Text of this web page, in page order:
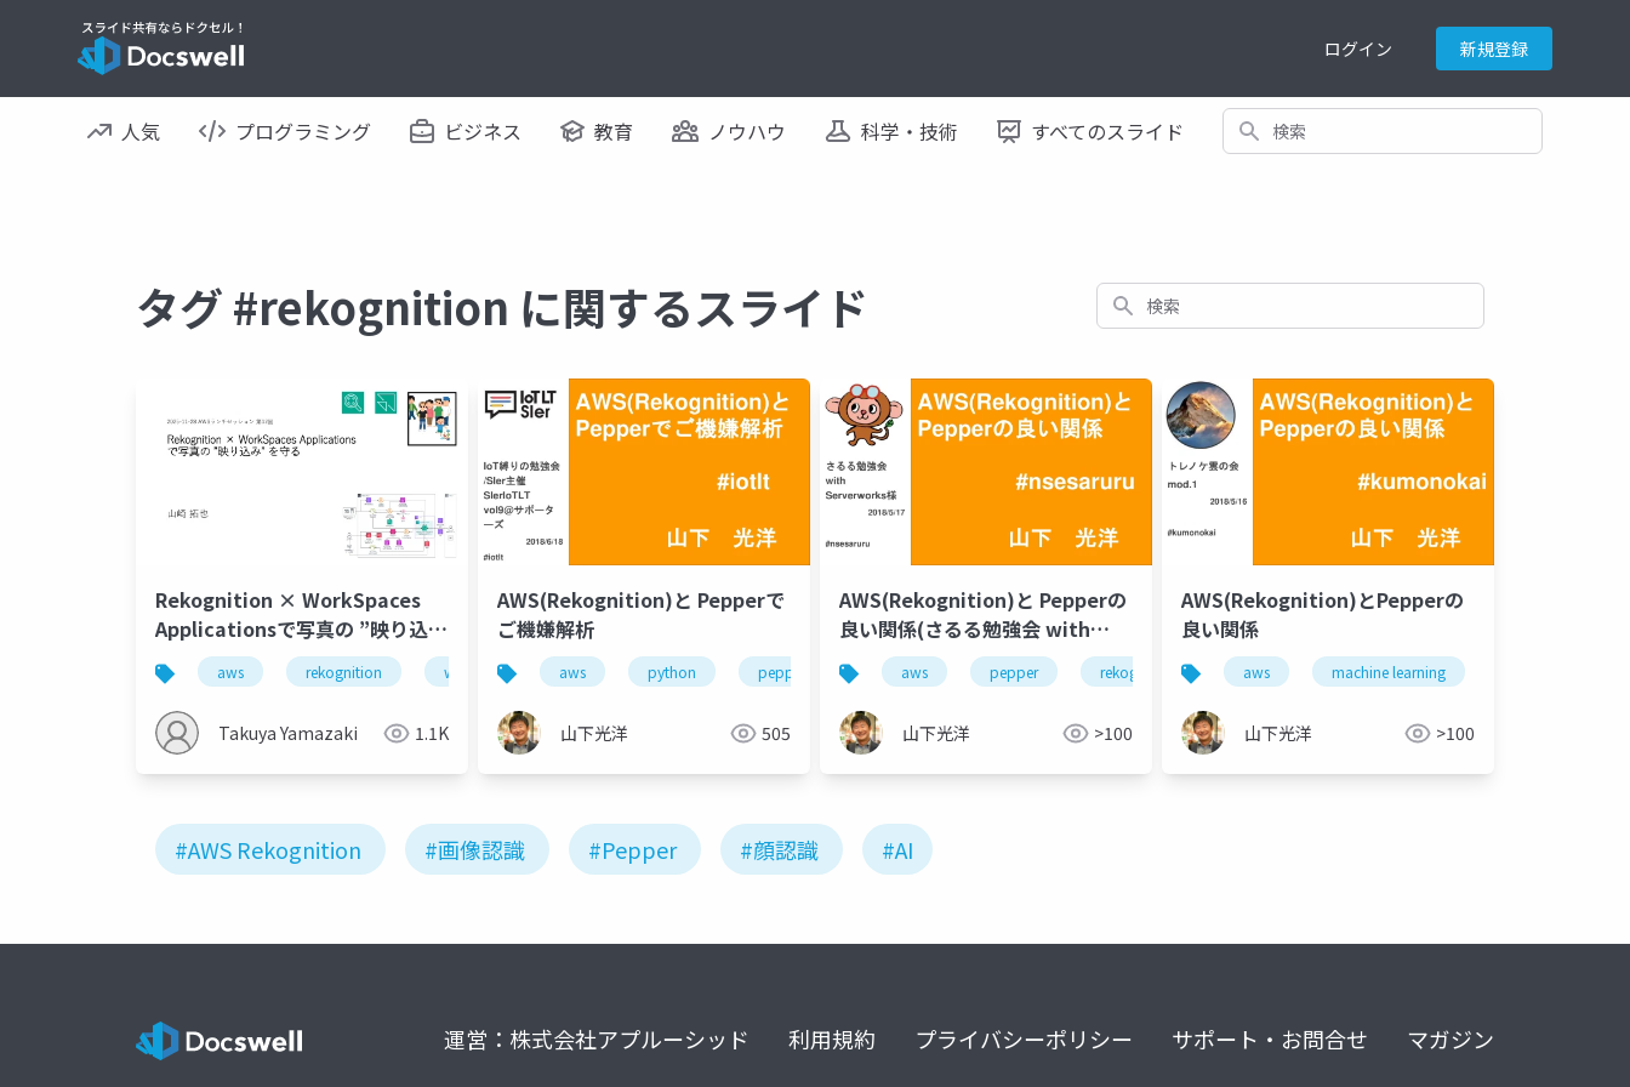
ログイン 新規登録
人気 プログラミング ビジネス 教育 ノウハウ 科学・技術 すべてのスライド 検索
タグ #rekognition に関するスライド 検索
Rekognition × WorkSpaces
Applicationsで写真の ”映り込
み” を守る
aws rekognition workspaces applications 画像処理
Takuya Yamazaki 1.1K
AWS(Rekognition)と Pepperで
ご機嫌解析
aws python pepper rekognition
山下光洋 505
AWS(Rekognition)と Pepperの
良い関係(さるる勉強会 with
Serverworks様)
aws pepper rekognition
山下光洋 >100
AWS(Rekognition)とPepperの
良い関係
aws machine learning
山下光洋 >100
#AWS Rekognition #画像認識 #Pepper #顔認識 #AI
運営：株式会社アプルーシッド 利用規約 プライバシーポリシー サポート・お問合せ マガジン